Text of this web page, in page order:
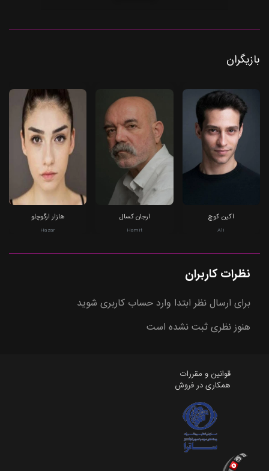
بازیگران
اکین کوچ
Ali
ارجان کسال
Hamit
هازار ارگوچلو
Hazar
نظرات کاربران
برای ارسال نظر ابتدا وارد حساب کاربری شوید
هنوز نظری ثبت نشده است
قوانین و مقررات
همکاری در فروش